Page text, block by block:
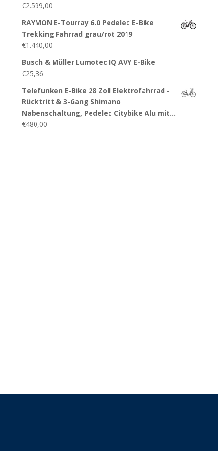
€2.599,00
RAYMON E-Tourray 6.0 Pedelec E-Bike
Trekking Fahrrad grau/rot 2019
€1.440,00
Busch & Müller Lumotec IQ AVY E-Bike
€25,36
Telefunken E-Bike 28 Zoll Elektrofahrrad -
Rücktritt & 3-Gang Shimano
Nabenschaltung, Pedelec Citybike Alu mit…
€480,00